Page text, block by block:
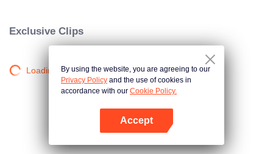
Exclusive Clips
Loading…By using the website, you are agreeing to our
Privacy Policy and the use of cookies in
accordance with our Cookie Policy.
Accept